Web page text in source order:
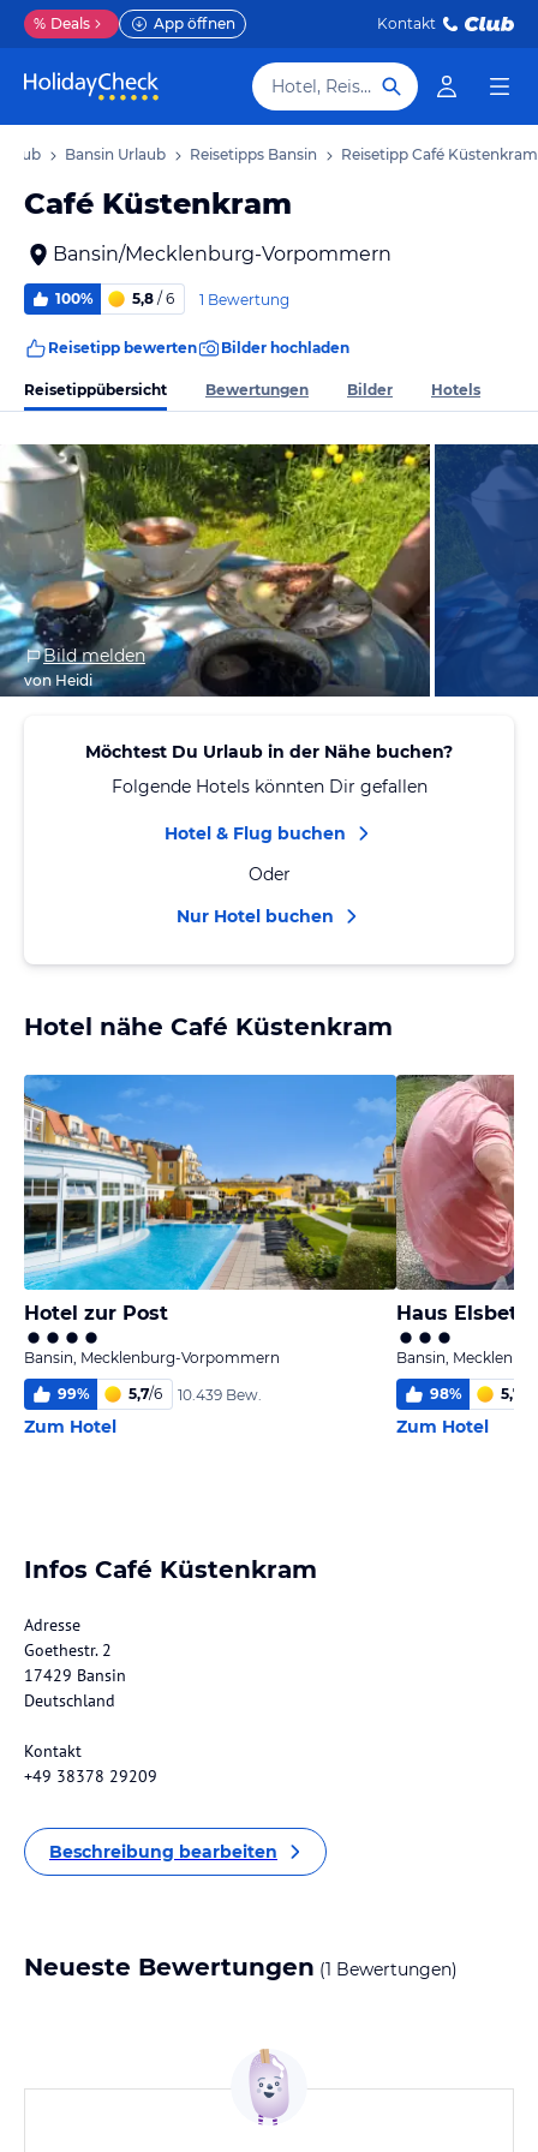
% Deals App öffnen Kontakt
Hotel, Reiseziel
Bansin Urlaub Reisetipps Bansin Reisetipp Café Küstenkram
Café Küstenkram
Bansin/Mecklenburg-Vorpommern
100% 5,8 / 6 1 Bewertung
Reisetipp bewerten Bilder hochladen
Reisetippübersicht Bewertungen Bilder Hotels
Bild melden
von Heidi
Möchtest Du Urlaub in der Nähe buchen?
Folgende Hotels könnten Dir gefallen
Hotel & Flug buchen
Oder
Nur Hotel buchen
Hotel nähe Café Küstenkram
Hotel zur Post
Bansin, Mecklenburg-Vorpommern
99% 5,7/6 10.439 Bew.
Zum Hotel
Haus Elsbeth
Bansin,
98% 5,7
Zum Hotel
Infos Café Küstenkram
Adresse
Goethestr. 2
17429 Bansin
Deutschland
Kontakt
+49 38378 29209
Beschreibung bearbeiten
Neueste Bewertungen (1 Bewertungen)